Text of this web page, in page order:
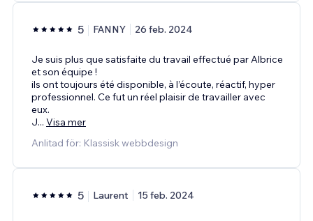
5 FANNY 26 feb. 2024
Je suis plus que satisfaite du travail effectué par Albrice
et son équipe !
ils ont toujours été disponible, à l’écoute, réactif, hyper
professionnel. Ce fut un réel plaisir de travailler avec
eux.
J... Visa mer
Anlitad för: Klassisk webbdesign
5 Laurent 15 feb. 2024